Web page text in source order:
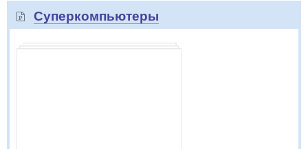
Суперкомпьютеры